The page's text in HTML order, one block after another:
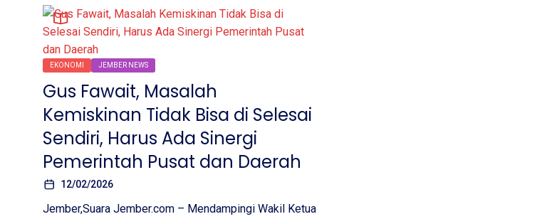
EKONOMI JEMBER NEWS
Gus Fawait, Masalah
Kemiskinan Tidak Bisa di Selesai
Sendiri, Harus Ada Sinergi
Pemerintah Pusat dan Daerah
12/02/2026
Jember,Suara Jember.com – Mendampingi Wakil Ketua